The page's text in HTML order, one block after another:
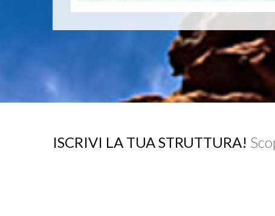
ISCRIVI LA TUA STRUTTURA!